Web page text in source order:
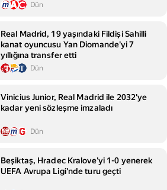
Dün
Real Madrid, 19 yaşındaki Fildişi Sahilli
kanat oyuncusu Yan Diomande'yi 7
yıllığına transfer etti
Dün
Vinicius Junior, Real Madrid ile 2032'ye
kadar yeni sözleşme imzaladı
Dün
Beşiktaş, Hradec Kralove'yi 1-0 yenerek
UEFA Avrupa Ligi'nde turu geçti